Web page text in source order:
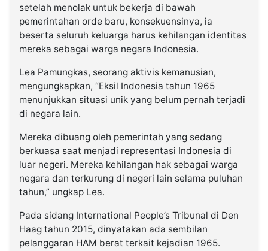
setelah menolak untuk bekerja di bawah
pemerintahan orde baru, konsekuensinya, ia
beserta seluruh keluarga harus kehilangan identitas
mereka sebagai warga negara Indonesia.
Lea Pamungkas, seorang aktivis kemanusian,
mengungkapkan, “Eksil Indonesia tahun 1965
menunjukkan situasi unik yang belum pernah terjadi
di negara lain.
Mereka dibuang oleh pemerintah yang sedang
berkuasa saat menjadi representasi Indonesia di
luar negeri. Mereka kehilangan hak sebagai warga
negara dan terkurung di negeri lain selama puluhan
tahun,” ungkap Lea.
Pada sidang International People’s Tribunal di Den
Haag tahun 2015, dinyatakan ada sembilan
pelanggaran HAM berat terkait kejadian 1965.